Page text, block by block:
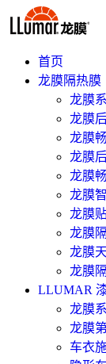
首页
龙膜隔热膜
龙膜
龙膜
龙膜
龙膜
龙膜
龙膜
龙膜
龙膜
龙膜
龙膜
LLUMAR
龙膜
龙膜
车衣